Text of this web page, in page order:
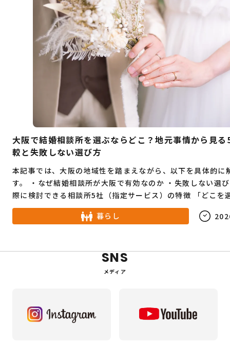
大阪で結婚相談所を選ぶならどこ？地元事情から見る
較と失敗しない選び方
本記事では、大阪の地域性を踏まえながら、以下を具体的に
す。 ・なぜ結婚相談所が大阪で有効なのか ・失敗しない選び方 ・実
際に検討できる相談所5社（指定サービス）の特徴 「どこを選べばい
いか分からない」状態から、自分が次に何をすべきか分かる
暮らし
SNS
メディア